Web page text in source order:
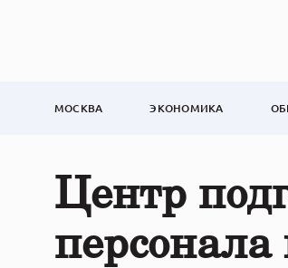
МОСКВА ЭКОНОМИКА
Центр